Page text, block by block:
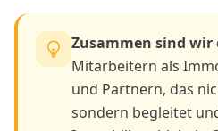
Zusammen sind wir
Mitarbeitern als
und Partnern, das
sondern begleitet